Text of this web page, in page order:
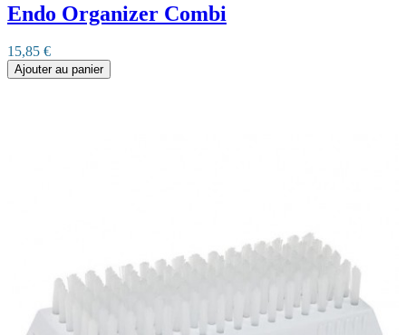
Endo Organizer Combi
15,85 €
Ajouter au panier